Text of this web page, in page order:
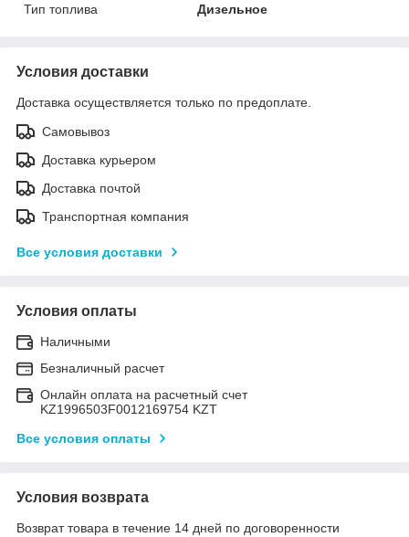
Тип топлива
Дизельное
Условия доставки
Доставка осуществляется только по предоплате.
Самовывоз
Доставка курьером
Доставка почтой
Транспортная компания
Все условия доставки
Условия оплаты
Наличными
Безналичный расчет
Онлайн оплата на расчетный счет
KZ1996503F0012169754 KZT
Все условия оплаты
Условия возврата
Возврат товара в течение 14 дней по договоренности